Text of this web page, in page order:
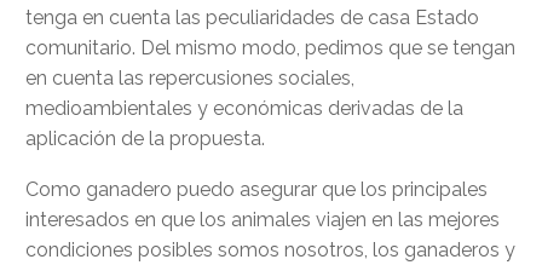
tenga en cuenta las peculiaridades de casa Estado
comunitario. Del mismo modo, pedimos que se tengan
en cuenta las repercusiones sociales,
medioambientales y económicas derivadas de la
aplicación de la propuesta.
Como ganadero puedo asegurar que los principales
interesados en que los animales viajen en las mejores
condiciones posibles somos nosotros, los ganaderos y